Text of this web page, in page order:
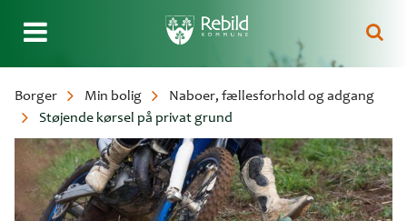
hovedindhold
Brødkrumme
Borger Min bolig
Naboer, fællesforhold og adgang
Støjende kørsel på privat grund